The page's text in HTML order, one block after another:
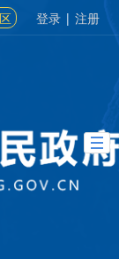
登录 | 注册